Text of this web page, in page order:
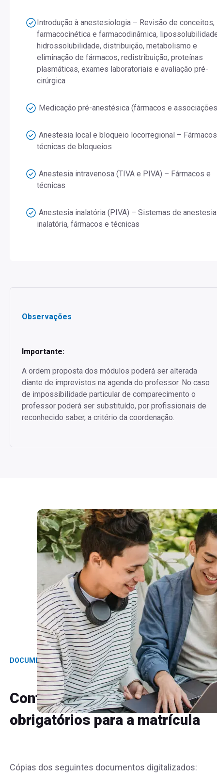
Introdução à anestesiologia – Revisão de conceitos,
farmacocinética e farmacodinâmica,
hidrossolubilidade, distribuição, metabolismo e
eliminação de fármacos, redistribuição, proteínas
plasmáticas, exames laboratoriais e avaliação pré-
cirúrgica
Medicação pré-anestésica (fármacos e
Anestesia local e bloqueio locorregional –
técnicas de bloqueios
Anestesia intravenosa (TIVA e PIVA) – Fármacos e
técnicas
Anestesia inalatória (PIVA) – Sistemas de anestesia
inalatória, fármacos e técnicas
Observações
Importante:
A ordem proposta dos módulos poderá ser alterada
diante de imprevistos na agenda do professor. No caso
de impossibilidade particular de comparecimento o
professor poderá ser substituído, por profissionais de
reconhecido saber, a critério da coordenação.
DOCUMENTAÇÃO
Confira os documentos
obrigatórios para a matrícula
Cópias dos seguintes documentos digitalizados: